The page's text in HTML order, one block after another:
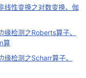
线性变换之对数变换、伽
检测之Roberts算子、
算
检测之Scharr算子、